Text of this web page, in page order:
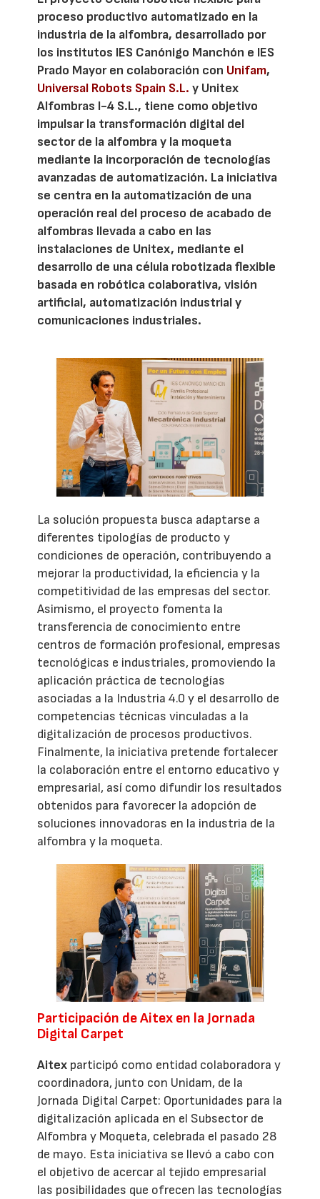
proceso productivo automatizado en la
industria de la alfombra, desarrollado por
los institutos IES Canónigo Manchón e IES
Prado Mayor en colaboración con Unifam,
Universal Robots Spain S.L. y Unitex
Alfombras I-4 S.L., tiene como objetivo
impulsar la transformación digital del
sector de la alfombra y la moqueta
mediante la incorporación de tecnologías
avanzadas de automatización. La iniciativa
se centra en la automatización de una
operación real del proceso de acabado de
alfombras llevada a cabo en las
instalaciones de Unitex, mediante el
desarrollo de una célula robotizada flexible
basada en robótica colaborativa, visión
artificial, automatización industrial y
comunicaciones industriales.
La solución propuesta busca adaptarse a
diferentes tipologías de producto y
condiciones de operación, contribuyendo a
mejorar la productividad, la eficiencia y la
competitividad de las empresas del sector.
Asimismo, el proyecto fomenta la
transferencia de conocimiento entre
centros de formación profesional, empresas
tecnológicas e industriales, promoviendo la
aplicación práctica de tecnologías
asociadas a la Industria 4.0 y el desarrollo de
competencias técnicas vinculadas a la
digitalización de procesos productivos.
Finalmente, la iniciativa pretende fortalecer
la colaboración entre el entorno educativo y
empresarial, así como difundir los resultados
obtenidos para favorecer la adopción de
soluciones innovadoras en la industria de la
alfombra y la moqueta.
Participación de Aitex en la Jornada
Digital Carpet
Aitex participó como entidad colaboradora y
coordinadora, junto con Unidam, de la
Jornada Digital Carpet: Oportunidades para la
digitalización aplicada en el Subsector de
Alfombra y Moqueta, celebrada el pasado 28
de mayo. Esta iniciativa se llevó a cabo con
el objetivo de acercar al tejido empresarial
las posibilidades que ofrecen las tecnologías